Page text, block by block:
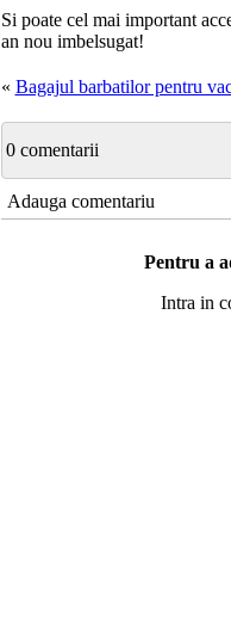
Si poate cel mai important
an nou imbelsugat!
« Bagajul barbatilor pentru
0 comentarii
Adauga comentariu
Pentru a
Intra in